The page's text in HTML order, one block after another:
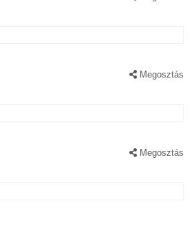
Megosztás
Megosztás